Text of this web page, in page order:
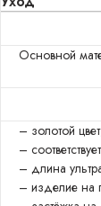
Основной
– золотой
–
– длина
– изделие на